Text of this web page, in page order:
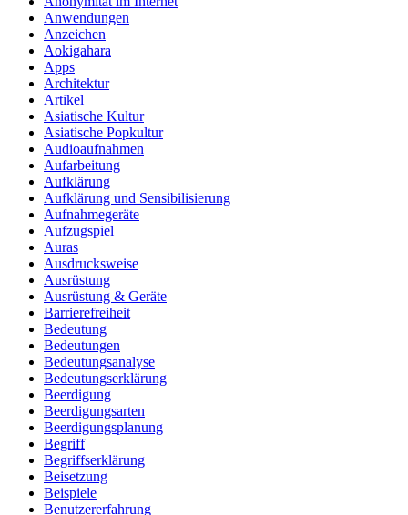
Anwendungen
Anzeichen
Aokigahara
Apps
Architektur
Artikel
Asiatische Kultur
Asiatische Popkultur
Audioaufnahmen
Aufarbeitung
Aufklärung
Aufklärung und Sensibilisierung
Aufnahmegeräte
Aufzugspiel
Auras
Ausdrucksweise
Ausrüstung
Ausrüstung & Geräte
Barrierefreiheit
Bedeutung
Bedeutungen
Bedeutungsanalyse
Bedeutungserklärung
Beerdigung
Beerdigungsarten
Beerdigungsplanung
Begriff
Begriffserklärung
Beisetzung
Beispiele
Benutzererfahrung